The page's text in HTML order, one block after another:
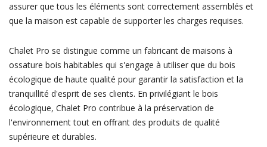
assurer que tous les éléments sont correctement assemblés et
que la maison est capable de supporter les charges requises.
Chalet Pro se distingue comme un fabricant de maisons à
ossature bois habitables qui s'engage à utiliser que du bois
écologique de haute qualité pour garantir la satisfaction et la
tranquillité d'esprit de ses clients. En privilégiant le bois
écologique, Chalet Pro contribue à la préservation de
l'environnement tout en offrant des produits de qualité
supérieure et durables.